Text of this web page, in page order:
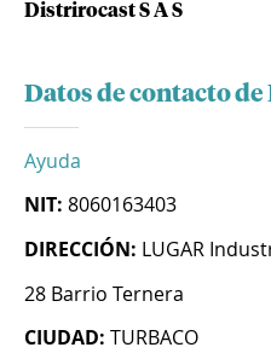
Distrirocast S A S
Datos de contacto de
Ayuda
NIT: 8060163403
DIRECCIÓN: LUGAR
28 Barrio Ternera
CIUDAD: TURBACO